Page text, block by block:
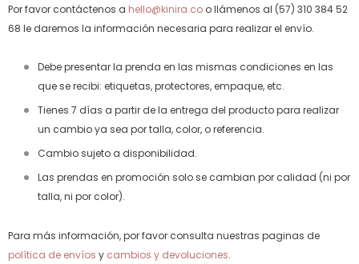
Por favor contáctenos a hello@kinira.co o llámenos al (57) 310 384 52
68 le daremos la información necesaria para realizar el envío.
Debe presentar la prenda en las mismas condiciones en las
que se recibi: etiquetas, protectores, empaque, etc.
Tienes 7 días a partir de la entrega del producto para realizar
un cambio ya sea por talla, color, o referencia.
Cambio sujeto a disponibilidad.
Las prendas en promoción solo se cambian por calidad (ni por
talla, ni por color).
Para más información, por favor consulta nuestras paginas de
política de envíos y cambios y devoluciones.